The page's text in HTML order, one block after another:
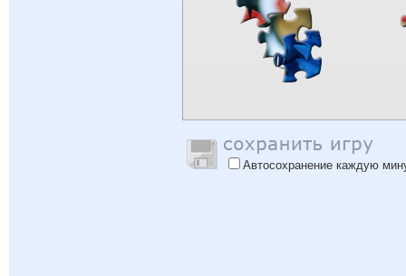
Автосохранение каждую